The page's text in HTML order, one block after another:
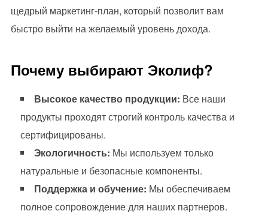
щедрый маркетинг-план, который позволит вам
быстро выйти на желаемый уровень дохода.
Почему выбирают Эколиф?
Высокое качество продукции: Все наши
продукты проходят строгий контроль качества и
сертифицированы.
Экологичность: Мы используем только
натуральные и безопасные компоненты.
Поддержка и обучение: Мы обеспечиваем
полное сопровождение для наших партнеров.